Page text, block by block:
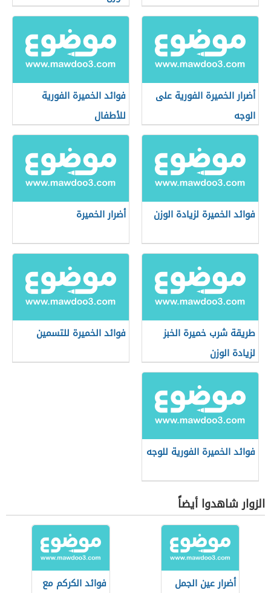
أضرار الخميرة الفورية على
الوجه
فوائد الخميرة الفورية
للأطفال
فوائد الخميرة لزيادة الوزن أضرار الخميرة
طريقة شرب خميرة الخبز
لزيادة الوزن
فوائد الخميرة للتسمين
فوائد الخميرة الفورية للوجه
الزوار شاهدوا أيضاً
أضرار عين الجمل
فوائد الكركم مع